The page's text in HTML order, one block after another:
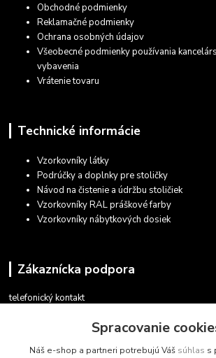
Obchodné podmienky
Reklamačné podmienky
Ochrana osobných údajov
Všeobecné podmienky používania
vybavenia
Vrátenie tovaru
Technické informácie
Vzorkovníky látky
Podrúčky a doplnky pre stoličky
Návod na čistenie a údržbu stoličiek
Vzorkovníky RAL práškové farby
Vzorkovníky nábytkových dosiek
Zákaznícka podpora
telefonický kontakt
v pracovných dňoch 08.30 - 16.00
obchod@marketsk.sk
Spracovanie
Náš e-shop a partneri potrebujú Váš súhlas s